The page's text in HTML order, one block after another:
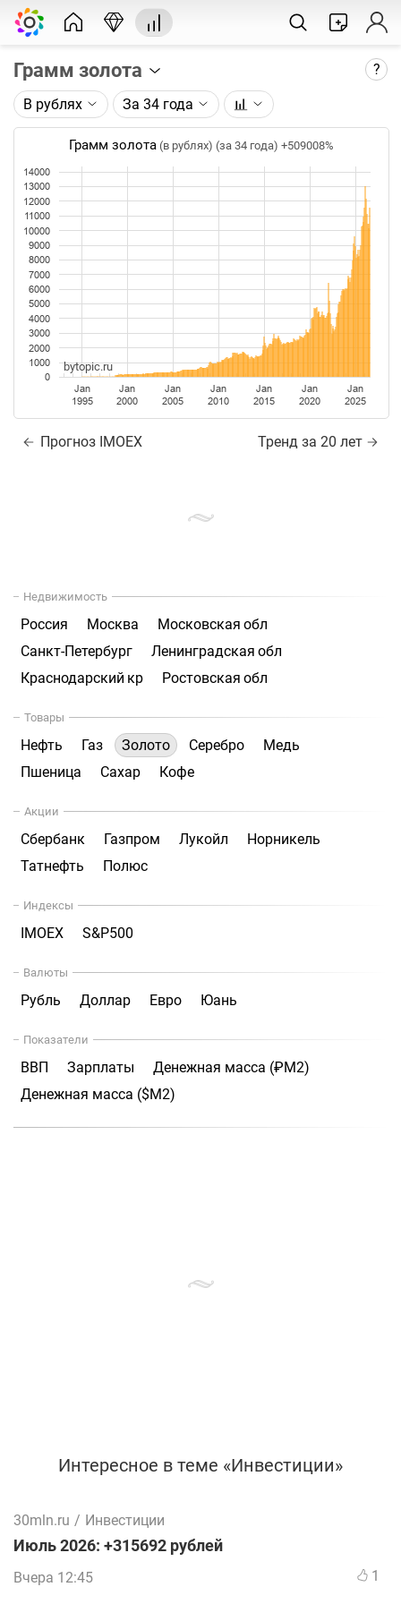
Грамм золота ?
Описание графика:
Цена фьючерса на золото, торгуемого на ICE.
Каждая точка на графике - цена закрытия дня,
недели или месяца. Оптимальный таймфрейм
(день, неделя, месяц) подбирается автоматически
при изменении глубины графика.
Данные добавляются ежедневно.
В рублях За 34 года
Грамм золота (в рублях) (за 34 года) +509008%
Jan
1995
Jan
2000
Jan
2005
Jan
2010
Jan
2015
Jan
2020
Jan
2025
0
1000
2000
3000
4000
5000
6000
7000
8000
9000
10000
11000
12000
13000
14000
bytopic.ru
Прогноз IMOEX Тренд за 20 лет
Недвижимость
Россия Москва
Московская обл
Санкт-Петербург
Ленинградская обл
Краснодарский кр
Ростовская обл
Товары
Нефть Газ Золото Серебро
Медь
Пшеница
Сахар Кофе
Акции
Сбербанк Газпром Лукойл
Норникель
Татнефть
Полюс
Индексы
IMOEX S&P500
Валюты
Рубль Доллар Евро Юань
Показатели
ВВП Зарплаты
Денежная масса (₽М2)
Денежная масса ($М2)
Интересное в теме «Инвестиции»
30mln.ru / Инвестиции
Июль 2026: +315692 рублей
Вчера 12:45 1